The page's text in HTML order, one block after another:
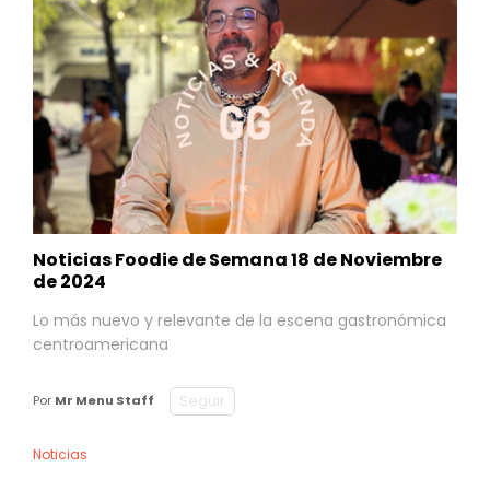
Noticias Foodie de Semana 18 de Noviembre
de 2024
Lo más nuevo y relevante de la escena gastronómica
centroamericana
Por Mr Menu Staff Seguir
Noticias